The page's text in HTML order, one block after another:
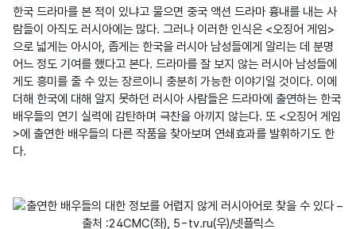
한국 드라마를 본 적이 있냐고 물으면 중국 액션 드라마 흉내를 내는 사
람들이 아직도 러시아에는 많다. 그러나 이러한 인식은 <오징어 게임>
으로 넓게는 아시아, 좁게는 한국을 러시아 남성들에게 알리는 데 분명
어느 정도 기여를 했다고 본다. 드라마를 잘 보지 않는 러시아 남성들에
게도 흥미를 줄 수 있는 장르이니 충분히 가능한 이야기일 것이다. 이에
더해 한국에 대해 알지 못하던 러시아 사람들은 드라마에 출연하는 한국
배우들의 연기 실력에 감탄하며 극찬을 아끼지 않는다. 또 <오징어 게임
>에 출연한 배우들의 다른 작품을 찾아보며 연쇄효과를 발휘하기도 한